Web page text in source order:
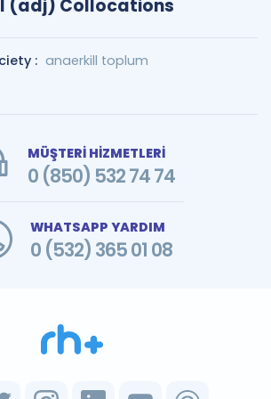
(adj) Collocations
: anaerkill toplum
MÜŞTERİ HİZMETLERİ
0 (850) 532 74 74
WHATSAPP YARDIM
0 (532) 365 01 08